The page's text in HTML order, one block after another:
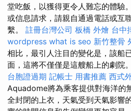
堂吃飯，以獲得更令人難忘的體驗
或信息請求，請親自通過電話或互
繫。 註冊台灣公司 板橋 外燴 台中
wordpress what is seo 新竹整骨
相比，最引人注目的變化是，該船
面，這將不僅僅是這艘船上的劇院。
台胞證過期 記帳士 用書推薦 西式
Aquadome將為乘客提供對海洋的
全封閉的上衣，天氣受到天氣影響